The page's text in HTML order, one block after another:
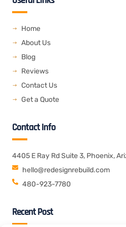
Home
About Us
Blog
Reviews
Contact Us
Get a Quote
Contact Info
4405 E Ray Rd Suite 3, Phoenix,
hello@redesignrebuild.com
480-923-7780
Recent Post